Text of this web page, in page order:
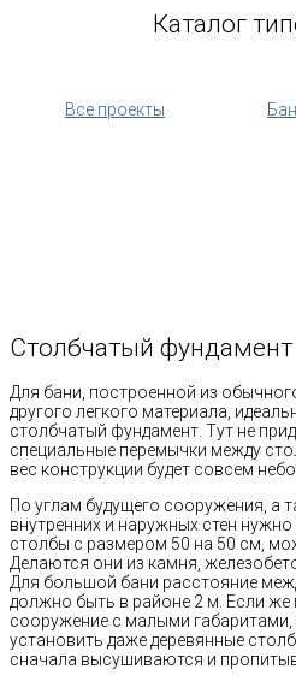
Каталог
Все проекты
Столбчатый фундамент
Для бани, построенной из
другого легкого материала,
столбчатый фундамент. Тут не
специальные перемычки между
вес конструкции будет совсем
По углам будущего сооружения, а
внутренних и наружных стен
столбы с размером 50 на 50 см,
Делаются они из камня,
Для большой бани расстояние
должно быть в районе 2 м. Если же
сооружение с малыми
установить даже деревянные
сначала высушиваются и